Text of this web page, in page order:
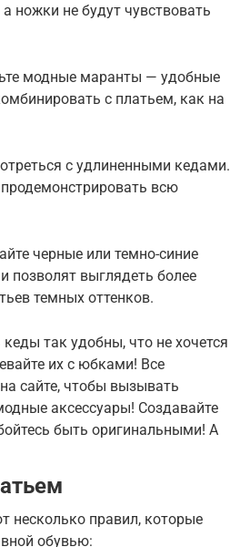
ножки не будут чувствовать
модные маранты — удобные
с платьем, как на
с удлиненными кедами.
всю
черные или темно-синие
позволят выглядеть более
темных оттенков.
так удобны, что не хочется
их с юбками! Все
сайте, чтобы вызывать
аксессуары! Создавайте
быть оригинальными! А
несколько правил, которые
обувью: